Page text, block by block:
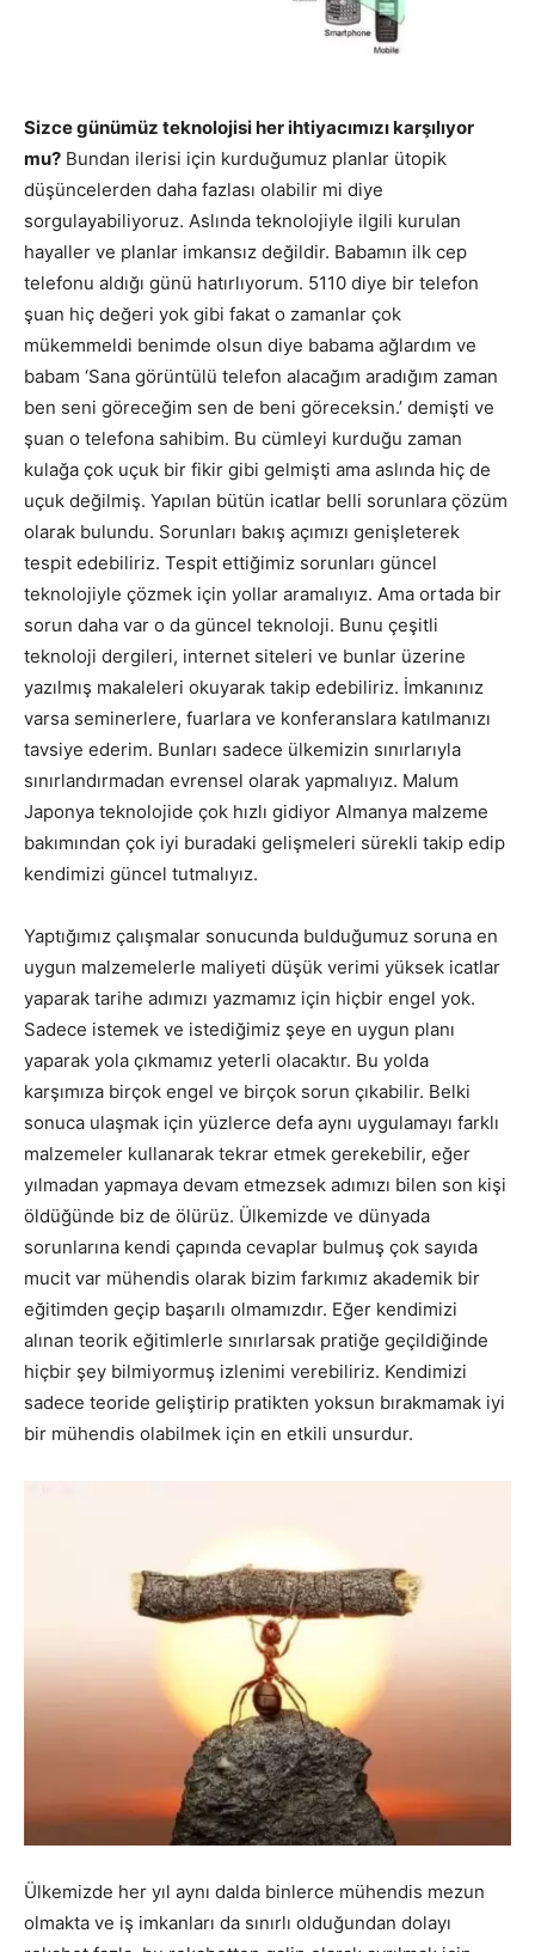
Sizce günümüz teknolojisi her ihtiyacımızı karşılıyor
mu? Bundan ilerisi için kurduğumuz planlar ütopik
düşüncelerden daha fazlası olabilir mi diye
sorgulayabiliyoruz. Aslında teknolojiyle ilgili kurulan
hayaller ve planlar imkansız değildir. Babamın ilk cep
telefonu aldığı günü hatırlıyorum. 5110 diye bir telefon
şuan hiç değeri yok gibi fakat o zamanlar çok
mükemmeldi benimde olsun diye babama ağlardım ve
babam ‘Sana görüntülü telefon alacağım aradığım zaman
ben seni göreceğim sen de beni göreceksin.’ demişti ve
şuan o telefona sahibim. Bu cümleyi kurduğu zaman
kulağa çok uçuk bir fikir gibi gelmişti ama aslında hiç de
uçuk değilmiş. Yapılan bütün icatlar belli sorunlara çözüm
olarak bulundu. Sorunları bakış açımızı genişleterek
tespit edebiliriz. Tespit ettiğimiz sorunları güncel
teknolojiyle çözmek için yollar aramalıyız. Ama ortada bir
sorun daha var o da güncel teknoloji. Bunu çeşitli
teknoloji dergileri, internet siteleri ve bunlar üzerine
yazılmış makaleleri okuyarak takip edebiliriz. İmkanınız
varsa seminerlere, fuarlara ve konferanslara katılmanızı
tavsiye ederim. Bunları sadece ülkemizin sınırlarıyla
sınırlandırmadan evrensel olarak yapmalıyız. Malum
Japonya teknolojide çok hızlı gidiyor Almanya malzeme
bakımından çok iyi buradaki gelişmeleri sürekli takip edip
kendimizi güncel tutmalıyız.
Yaptığımız çalışmalar sonucunda bulduğumuz soruna en
uygun malzemelerle maliyeti düşük verimi yüksek icatlar
yaparak tarihe adımızı yazmamız için hiçbir engel yok.
Sadece istemek ve istediğimiz şeye en uygun planı
yaparak yola çıkmamız yeterli olacaktır. Bu yolda
karşımıza birçok engel ve birçok sorun çıkabilir. Belki
sonuca ulaşmak için yüzlerce defa aynı uygulamayı farklı
malzemeler kullanarak tekrar etmek gerekebilir, eğer
yılmadan yapmaya devam etmezsek adımızı bilen son kişi
öldüğünde biz de ölürüz. Ülkemizde ve dünyada
sorunlarına kendi çapında cevaplar bulmuş çok sayıda
mucit var mühendis olarak bizim farkımız akademik bir
eğitimden geçip başarılı olmamızdır. Eğer kendimizi
alınan teorik eğitimlerle sınırlarsak pratiğe geçildiğinde
hiçbir şey bilmiyormuş izlenimi verebiliriz. Kendimizi
sadece teoride geliştirip pratikten yoksun bırakmamak iyi
bir mühendis olabilmek için en etkili unsurdur.
Ülkemizde her yıl aynı dalda binlerce mühendis mezun
olmakta ve iş imkanları da sınırlı olduğundan dolayı